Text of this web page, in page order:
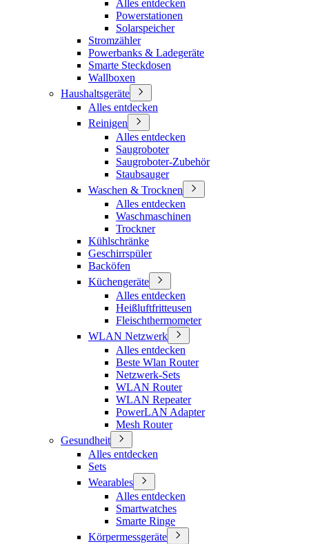
Alles entdecken
Powerstationen
Solarspeicher
Stromzähler
Powerbanks & Ladegeräte
Smarte Steckdosen
Wallboxen
Haushaltsgeräte
Alles entdecken
Reinigen
Alles entdecken
Saugroboter
Saugroboter-Zubehör
Staubsauger
Waschen & Trocknen
Alles entdecken
Waschmaschinen
Trockner
Kühlschränke
Geschirrspüler
Backöfen
Küchengeräte
Alles entdecken
Heißluftfritteusen
Fleischthermometer
WLAN Netzwerk
Alles entdecken
Beste Wlan Router
Netzwerk-Sets
WLAN Router
WLAN Repeater
PowerLAN Adapter
Mesh Router
Gesundheit
Alles entdecken
Sets
Wearables
Alles entdecken
Smartwatches
Smarte Ringe
Körpermessgeräte